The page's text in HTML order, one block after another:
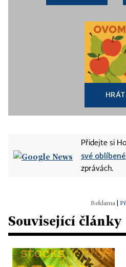
HRÁT
Přidejte si
své
zprávách.
Související články